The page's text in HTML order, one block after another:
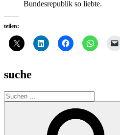
Bundesrepublik so liebte.
teilen:
suche
Suche
nach: